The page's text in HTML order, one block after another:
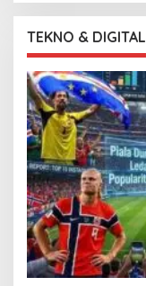
TEKNO & DIGITAL